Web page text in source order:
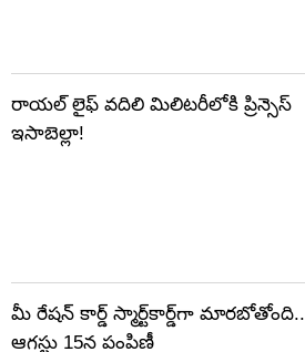
రాయల్ లైఫ్ వదిలి మిలిటరీలోకి ప్రిన్సెస్
ఇసాబెల్లా!
మీ రేషన్ కార్డ్ స్మార్ట్‌కార్డ్‌గా మారబోతోంది..
ఆగస్టు 15న పంపిణీ